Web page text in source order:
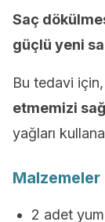
Saç
güçlü yeni
Bu tedavi için,
etmemizi
yağları
Malzemeler
2 adet